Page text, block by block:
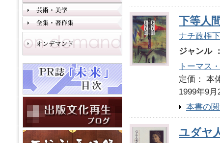
下等人
ナチ政権
ジャンル
トーマス
定価：
1999年9月
本書の
ユダヤ